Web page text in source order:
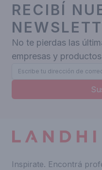
RECIBÍ
No te pierdas las
empresas y
Inspirate. Encontrá